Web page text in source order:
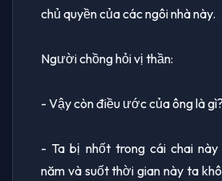
chủ quyền của các ngôi nhà này.
Người chồng hỏi vị thần:
- Vậy còn điều ước của ông là gì?
- Ta bị nhốt trong cái chai
năm và suốt thời gian này ta